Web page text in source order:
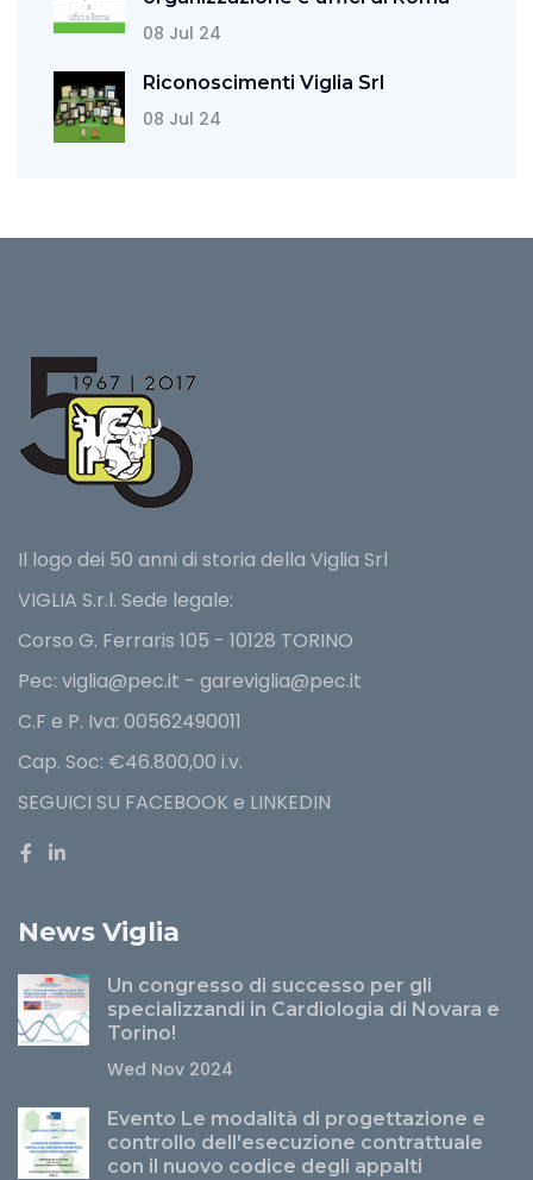
08 Jul 24
Riconoscimenti Viglia Srl
08 Jul 24
Il logo dei 50 anni di storia della Viglia Srl
VIGLIA S.r.l. Sede legale:
Corso G. Ferraris 105 - 10128 TORINO
Pec: viglia@pec.it - gareviglia@pec.it
C.F e P. Iva: 00562490011
Cap. Soc: €46.800,00 i.v.
SEGUICI SU FACEBOOK e LINKEDIN
News Viglia
Un congresso di successo per gli
specializzandi in Cardiologia di Novara e
Torino!
Wed Nov 2024
Evento Le modalità di progettazione e
controllo dell'esecuzione contrattuale
con il nuovo codice degli appalti